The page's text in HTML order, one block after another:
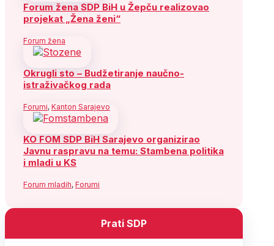
Forum žena SDP BiH u Žepču realizovao
projekat „Žena ženi“
Forum žena
Okrugli sto – Budžetiranje naučno-
istraživačkog rada
Forumi, Kanton Sarajevo
KO FOM SDP BiH Sarajevo organizirao
Javnu raspravu na temu: Stambena politika
i mladi u KS
Forum mladih, Forumi
Prati SDP